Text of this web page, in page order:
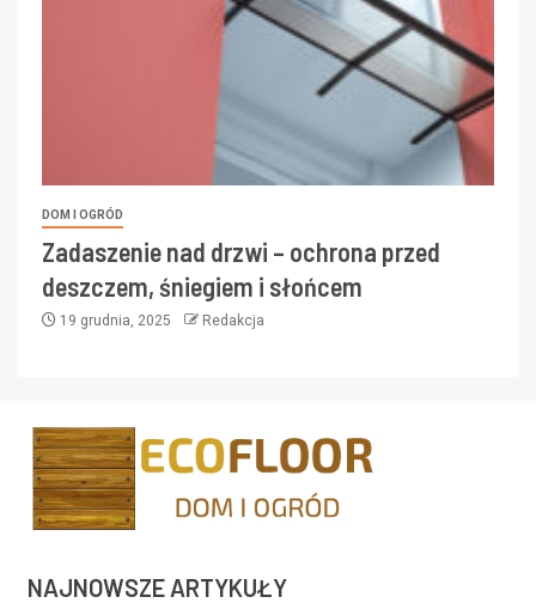
DOM I OGRÓD
Zadaszenie nad drzwi – ochrona przed
deszczem, śniegiem i słońcem
19 grudnia, 2025 Redakcja
NAJNOWSZE ARTYKUŁY